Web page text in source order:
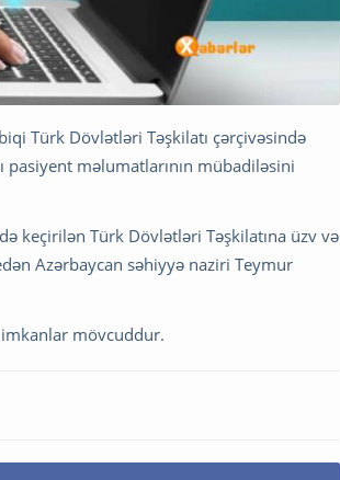
Türk Dövlətləri Təşkilatı çərçivəsində
pasiyent məlumatlarının mübadiləsini
keçirilən Türk Dövlətləri Təşkilatına üzv və
Azərbaycan səhiyyə naziri Teymur
mövcuddur.